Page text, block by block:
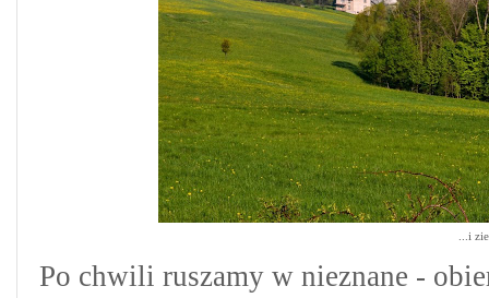
...i
Po chwili ruszamy w nieznane -